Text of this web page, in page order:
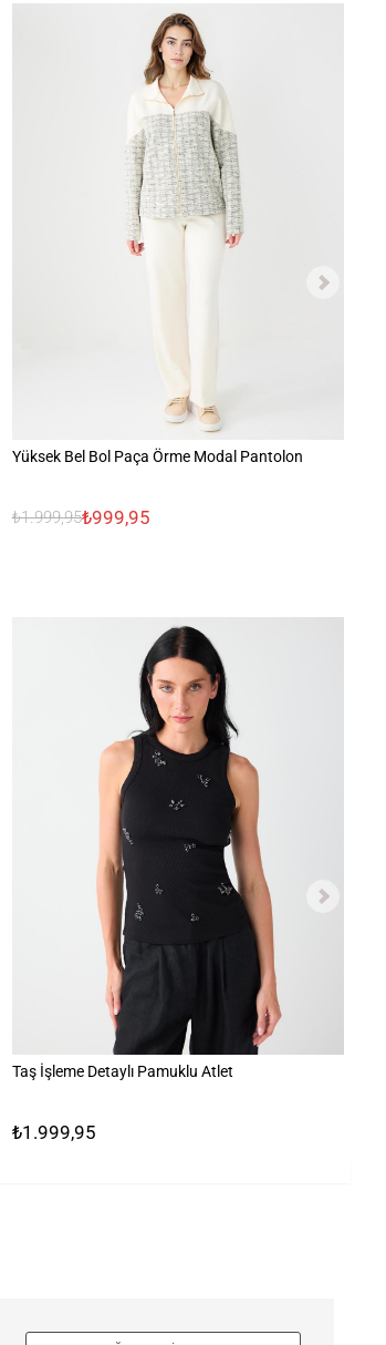
Yüksek Bel Bol Paça Örme Modal Pantolon
₺1.999,95₺999,95
Taş İşleme Detaylı Pamuklu Atlet
₺1.999,95